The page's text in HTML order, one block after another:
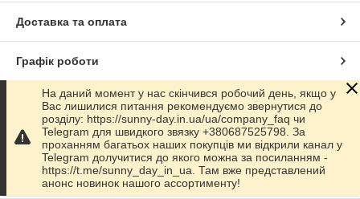
Доставка та оплата
Графік роботи
Повна версія сайту
Сайт створено на маркетплейсі Prom.ua
Політика конфіденційності
На даний момент у нас скінчився робочий день, якщо у
Вас лишилися питання рекомендуємо звернутися до
розділу: https://sunny-day.in.ua/ua/company_faq чи
Telegram для швидкого звязку +380687525798. За
проханням багатьох наших покупців ми відкрили канал у
Telegram долучитися до якого можна за посиланням -
https://t.me/sunny_day_in_ua. Там вже представлений
анонс новинок нашого ассортименту!